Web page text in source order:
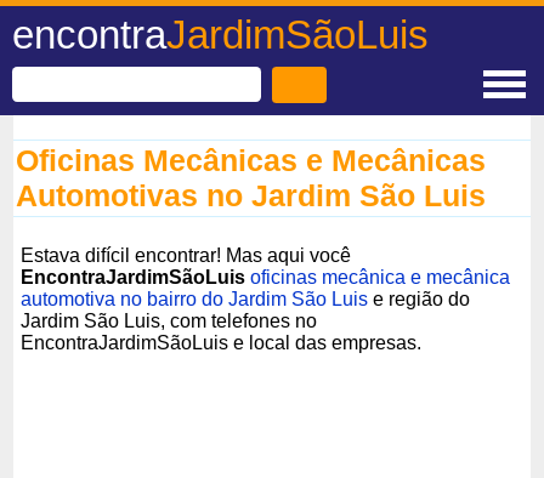
encontraJardimSãoLuis
Oficinas Mecânicas e Mecânicas
Automotivas no Jardim São Luis
Estava difícil encontrar! Mas aqui você
EncontraJardimSãoLuis oficinas mecânica e mecânica
automotiva no bairro do Jardim São Luis e região do
Jardim São Luis, com telefones no
EncontraJardimSãoLuis e local das empresas.